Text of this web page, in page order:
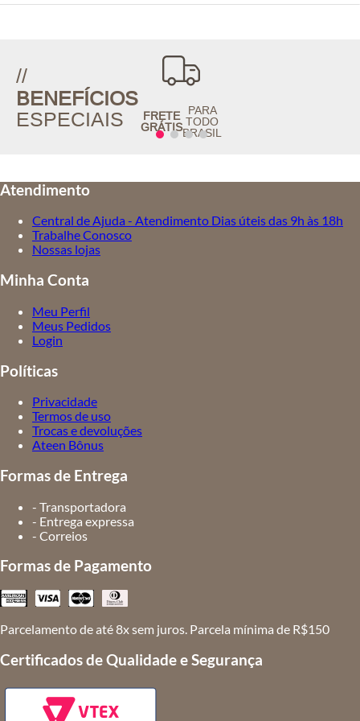
//
BENEFÍCIOS
ESPECIAIS
FRETE
GRÁTIS
PARA
TODO
BRASIL
Atendimento
Central de Ajuda - Atendimento Dias úteis das 9h às 18h
Trabalhe Conosco
Nossas lojas
Minha Conta
Meu Perfil
Meus Pedidos
Login
Políticas
Privacidade
Termos de uso
Trocas e devoluções
Ateen Bônus
Formas de Entrega
- Transportadora
- Entrega expressa
- Correios
Formas de Pagamento
Parcelamento de até 8x sem juros. Parcela mínima de R$150
Certificados de Qualidade e Segurança